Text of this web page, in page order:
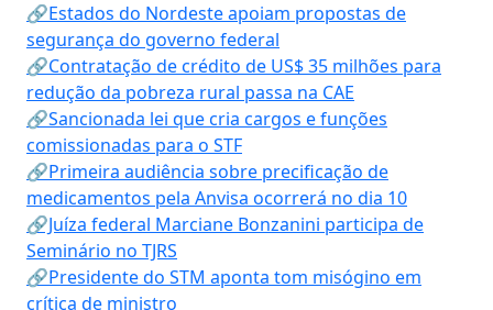
🔗Estados do Nordeste apoiam propostas de
segurança do governo federal
🔗Contratação de crédito de US$ 35 milhões para
redução da pobreza rural passa na CAE
🔗Sancionada lei que cria cargos e funções
comissionadas para o STF
🔗Primeira audiência sobre precificação de
medicamentos pela Anvisa ocorrerá no dia 10
🔗Juíza federal Marciane Bonzanini participa de
Seminário no TJRS
🔗Presidente do STM aponta tom misógino em
crítica de ministro